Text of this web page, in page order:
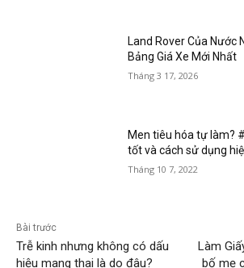
Land Rover Của Nước
Bảng Giá Xe Mới Nhất
Tháng 3 17, 2026
Men tiêu hóa tự làm?
tốt và cách sử dụng
Tháng 10 7, 2022
Bài trước
Trễ kinh nhưng không có dấu
hiệu mang thai là do đâu?
Làm
bố mẹ